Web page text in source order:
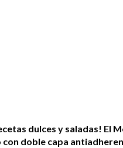
dulces y saladas! El
doble capa